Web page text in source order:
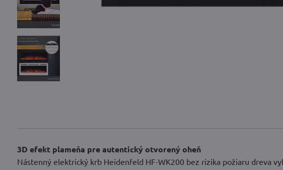
3D efekt plameňa pre autentický otvorený oheň
Nástenný elektrický krb Heidenfeld HF-WK200 bez rizika požiaru dreva